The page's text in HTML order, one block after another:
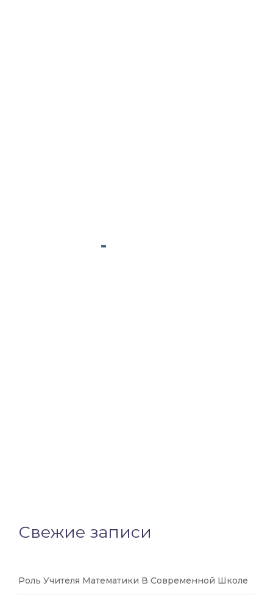
Свежие записи
Роль Учителя Математики В Современной Школе